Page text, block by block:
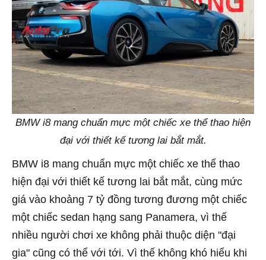
BMW i8 mang chuẩn mực một chiếc xe thể thao hiện
đại với thiết kế tương lai bắt mắt.
BMW i8 mang chuẩn mực một chiếc xe thể thao
hiện đại với thiết kế tương lai bắt mắt, cùng mức
giá vào khoảng 7 tỷ đồng tương đương một chiếc
một chiếc sedan hạng sang Panamera, vì thế
nhiều người chơi xe không phải thuộc diện "đại
gia" cũng có thể với tới. Vì thế không khó hiểu khi